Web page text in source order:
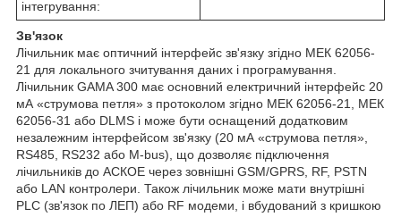
інтегрування:
Зв'язок
Лічильник має оптичний інтерфейс зв'язку згідно МЕК 62056-
21 для локального зчитування даних і програмування.
Лічильник GAMA 300 має основний електричний інтерфейс 20
мА «струмова петля» з протоколом згідно МЕК 62056-21, МЕК
62056-31 або DLMS і може бути оснащений додатковим
незалежним інтерфейсом зв'язку (20 мА «струмова петля»,
RS485, RS232 або M-bus), що дозволяє підключення
лічильників до АСКОЕ через зовнішні GSM/GPRS, RF, PSTN
або LAN контролери. Також лічильник може мати внутрішні
PLC (зв'язок по ЛЕП) або RF модеми, і вбудований з кришкою